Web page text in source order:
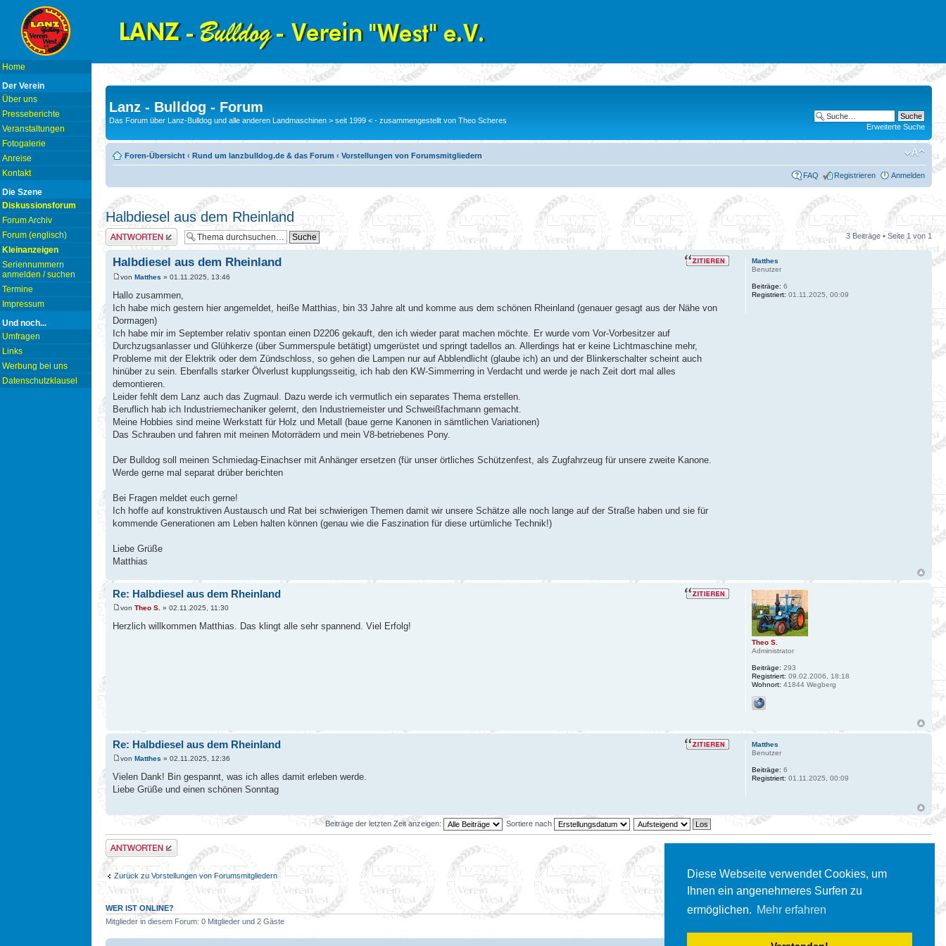
Diese Webseite verwendet Cookies, um
Ihnen ein angenehmeres Surfen zu
ermöglichen. Mehr erfahren
Home
Der Verein
Über uns
Presseberichte
Veranstaltungen
Fotogalerie
Anreise
Kontakt
Die Szene
Diskussionsforum
Forum Archiv
Forum (englisch)
Kleinanzeigen
Seriennummern
anmelden / suchen
Termine
Impressum
Und noch...
Umfragen
Links
Werbung bei uns
Datenschutzklausel
Lanz - Bulldog - Forum
Das Forum über Lanz-Bulldog und alle anderen Landmaschinen > seit 1999 < - zusammengestellt von Theo Scheres
Erweiterte Suche
Foren-Übersicht ‹ Rund um lanzbulldog.de & das Forum ‹ Vorstellungen von Forumsmitgliedern
FAQ Registrieren Anmelden
Halbdiesel aus dem Rheinland
Antwort erstellen 3 Beiträge • Seite 1 von 1
Halbdiesel aus dem Rheinland
von Matthes » 01.11.2025, 13:46
Hallo zusammen,
Ich habe mich gestern hier angemeldet, heiße Matthias, bin 33 Jahre alt und komme aus dem schönen Rheinland (genauer gesagt aus der Nähe von
Dormagen)
Ich habe mir im September relativ spontan einen D2206 gekauft, den ich wieder parat machen möchte. Er wurde vom Vor-Vorbesitzer auf
Durchzugsanlasser und Glühkerze (über Summerspule betätigt) umgerüstet und springt tadellos an. Allerdings hat er keine Lichtmaschine mehr,
Probleme mit der Elektrik oder dem Zündschloss, so gehen die Lampen nur auf Abblendlicht (glaube ich) an und der Blinkerschalter scheint auch
hinüber zu sein. Ebenfalls starker Ölverlust kupplungsseitig, ich hab den KW-Simmerring in Verdacht und werde je nach Zeit dort mal alles
demontieren.
Leider fehlt dem Lanz auch das Zugmaul. Dazu werde ich vermutlich ein separates Thema erstellen.
Beruflich hab ich Industriemechaniker gelernt, den Industriemeister und Schweißfachmann gemacht.
Meine Hobbies sind meine Werkstatt für Holz und Metall (baue gerne Kanonen in sämtlichen Variationen)
Das Schrauben und fahren mit meinen Motorrädern und mein V8-betriebenes Pony.
Der Bulldog soll meinen Schmiedag-Einachser mit Anhänger ersetzen (für unser örtliches Schützenfest, als Zugfahrzeug für unsere zweite Kanone.
Werde gerne mal separat drüber berichten
Bei Fragen meldet euch gerne!
Ich hoffe auf konstruktiven Austausch und Rat bei schwierigen Themen damit wir unsere Schätze alle noch lange auf der Straße haben und sie für
kommende Generationen am Leben halten können (genau wie die Faszination für diese urtümliche Technik!)
Liebe Grüße
Matthias
Matthes
Benutzer
Beiträge: 6
Registriert: 01.11.2025, 00:09
Re: Halbdiesel aus dem Rheinland
von Theo S. » 02.11.2025, 11:30
Herzlich willkommen Matthias. Das klingt alle sehr spannend. Viel Erfolg!
Theo S.
Administrator
Beiträge: 293
Registriert: 09.02.2006, 18:18
Wohnort: 41844 Wegberg
Re: Halbdiesel aus dem Rheinland
von Matthes » 02.11.2025, 12:36
Vielen Dank! Bin gespannt, was ich alles damit erleben werde.
Liebe Grüße und einen schönen Sonntag
Matthes
Benutzer
Beiträge: 6
Registriert: 01.11.2025, 00:09
Beiträge der letzten Zeit anzeigen: Sortiere nach
Antwort erstellen
Zurück zu Vorstellungen von Forumsmitgliedern Gehe zu:
WER IST ONLINE?
Mitglieder in diesem Forum: 0 Mitglieder und 2 Gäste